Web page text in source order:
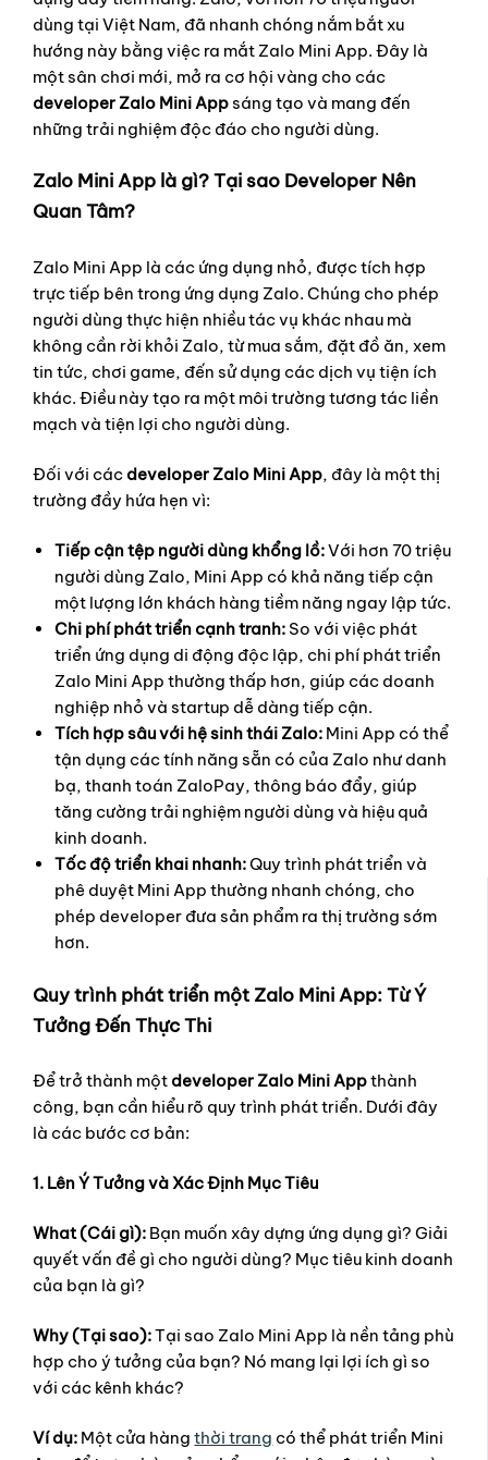
dùng tại Việt Nam, đã nhanh chóng nắm bắt xu
hướng này bằng việc ra mắt Zalo Mini App. Đây là
một sân chơi mới, mở ra cơ hội vàng cho các
developer Zalo Mini Appsáng tạo và mang đến
những trải nghiệm độc đáo cho người dùng.
Zalo Mini App là gì? Tại sao Developer Nên
Quan Tâm?
Zalo Mini App là các ứng dụng nhỏ, được tích hợp
trực tiếp bên trong ứng dụng Zalo. Chúng cho phép
người dùng thực hiện nhiều tác vụ khác nhau mà
không cần rời khỏi Zalo, từ mua sắm, đặt đồ ăn, xem
tin tức, chơi game, đến sử dụng các dịch vụ tiện ích
khác. Điều này tạo ra một môi trường tương tác liền
mạch và tiện lợi cho người dùng.
Đối với các developer Zalo Mini App, đây là một thị
trường đầy hứa hẹn vì:
Tiếp cận tệp người dùng khổng lồ:Với hơn 70 triệu
người dùng Zalo, Mini App có khả năng tiếp cận
một lượng lớn khách hàng tiềm năng ngay lập tức.
Chi phí phát triển cạnh tranh: So với việc phát
triển ứng dụng di động độc lập, chi phí phát triển
Zalo Mini App thường thấp hơn, giúp các doanh
nghiệp nhỏ và startup dễ dàng tiếp cận.
Tích hợp sâu với hệ sinh thái Zalo: Mini App có thể
tận dụng các tính năng sẵn có của Zalo như danh
bạ, thanh toán ZaloPay, thông báo đẩy, giúp
tăng cường trải nghiệm người dùng và hiệu quả
kinh doanh.
Tốc độ triển khai nhanh:Quy trình phát triển và
phê duyệt Mini App thường nhanh chóng, cho
phép developer đưa sản phẩm ra thị trường sớm
hơn.
Quy trình phát triển một Zalo Mini App: Từ Ý
Tưởng Đến Thực Thi
Để trở thành một developer Zalo Mini Appthành
công, bạn cần hiểu rõ quy trình phát triển. Dưới đây
là các bước cơ bản:
1. Lên Ý Tưởng và Xác Định Mục Tiêu
What (Cái gì): Bạn muốn xây dựng ứng dụng gì? Giải
quyết vấn đề gì cho người dùng? Mục tiêu kinh doanh
của bạn là gì?
Why (Tại sao):Tại sao Zalo Mini App là nền tảng phù
hợp cho ý tưởng của bạn? Nó mang lại lợi ích gì so
với các kênh khác?
Ví dụ: Một cửa hàngthời trang có thể phát triển Mini